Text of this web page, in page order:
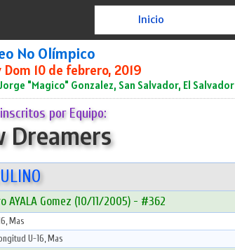
Inicio
No Olímpico
Dom 10 de febrero, 2019
"Magico" Gonzalez, San Salvador, El Salvador
por Equipo:
Dreamers
AYALA Gomez (10/11/2005) - #362
Mas
U-16, Mas